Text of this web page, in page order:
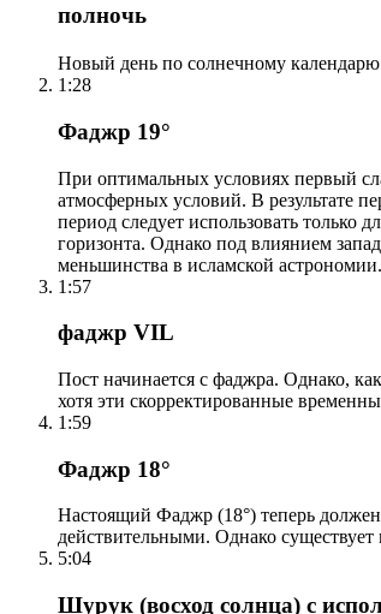
полночь
1:28
Фаджр 19°
При оптимальных условиях первый
атмосферных условий. В результате
период следует использовать
горизонта. Однако под влиянием
меньшинства в исламской астрономии.
1:57
фаджр VIL
Пост начинается с фаджра. Однако,
хотя эти скорректированные
1:59
Фаджр 18°
Настоящий Фаджр (18°) теперь
действительными. Однако
5:04
Шурук (восход солнца) с